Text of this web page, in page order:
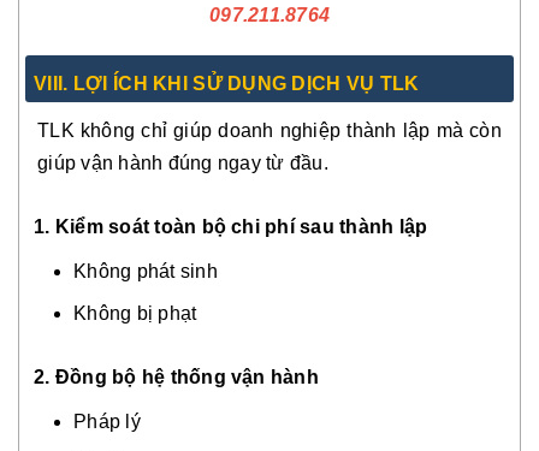
097.211.8764
VIII. LỢI ÍCH KHI SỬ DỤNG DỊCH VỤ TLK
TLK không chỉ giúp doanh nghiệp thành lập mà còn
giúp vận hành đúng ngay từ đầu.
1. Kiểm soát toàn bộ chi phí sau thành lập
Không phát sinh
Không bị phạt
2. Đồng bộ hệ thống vận hành
Pháp lý